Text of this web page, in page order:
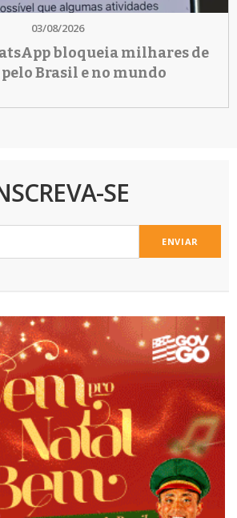
03/08/2026
bloqueia milhares de
Brasil e no mundo
SE
ENVIAR